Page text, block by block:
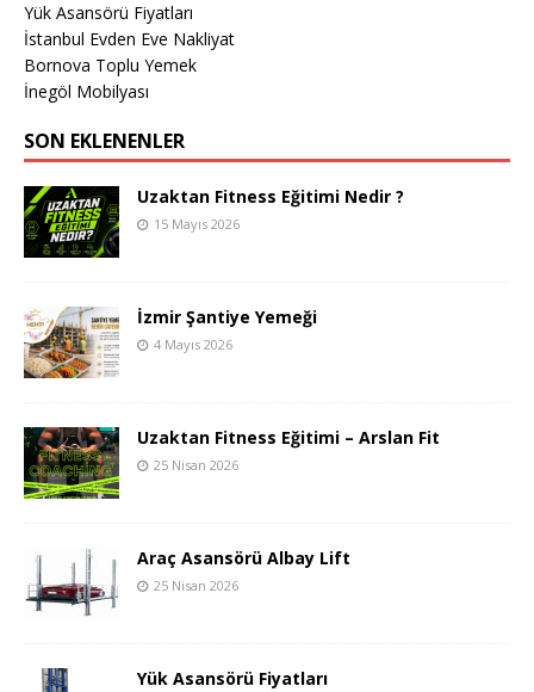
Yük Asansörü Fiyatları
İstanbul Evden Eve Nakliyat
Bornova Toplu Yemek
İnegöl Mobilyası
SON EKLENENLER
Uzaktan Fitness Eğitimi Nedir ?
15 Mayıs 2026
İzmir Şantiye Yemeği
4 Mayıs 2026
Uzaktan Fitness Eğitimi – Arslan Fit
25 Nisan 2026
Araç Asansörü Albay Lift
25 Nisan 2026
Yük Asansörü Fiyatları